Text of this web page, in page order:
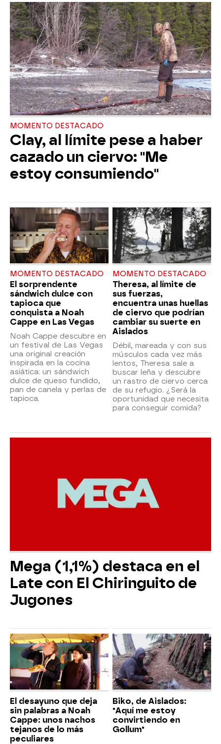
MOMENTO DESTACADO
Clay, al límite pese a haber
cazado un ciervo: "Me
estoy consumiendo"
MOMENTO DESTACADO
El sorprendente
sándwich dulce con
tapioca que
conquista a Noah
Cappe en Las Vegas
Noah Cappe descubre en
un festival de Las Vegas
una original creación
inspirada en la cocina
asiática: un sándwich
dulce de queso fundido,
pan de canela y perlas de
tapioca.
MOMENTO DESTACADO
Theresa, al límite de
sus fuerzas,
encuentra unas huellas
de ciervo que podrían
cambiar su suerte en
Aislados
Débil, mareada y con sus
músculos cada vez más
lentos, Theresa sale a
buscar leña y descubre
un rastro de ciervo cerca
de su refugio. ¿Será la
oportunidad que necesita
para conseguir comida?
Mega (1,1%) destaca en el
Late con El Chiringuito de
Jugones
El desayuno que deja
sin palabras a Noah
Cappe: unos nachos
tejanos de lo más
peculiares
Biko, de Aislados:
"Aquí me estoy
convirtiendo en
Gollum"